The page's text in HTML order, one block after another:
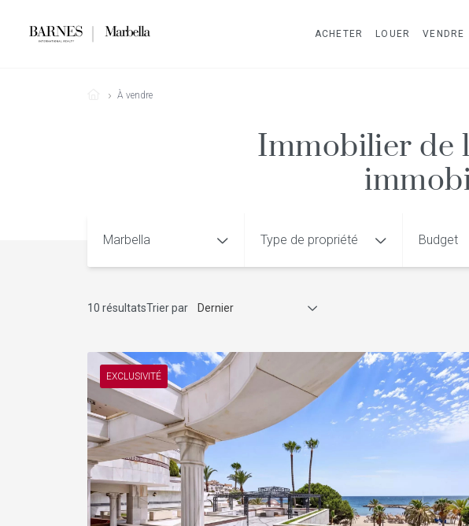
ACHETER LOUER VENDRE
À vendre
Immobilier de
Marbella Type de propriété Budget
10 résultatsTrier par Dernier
EXCLUSIVITÉ